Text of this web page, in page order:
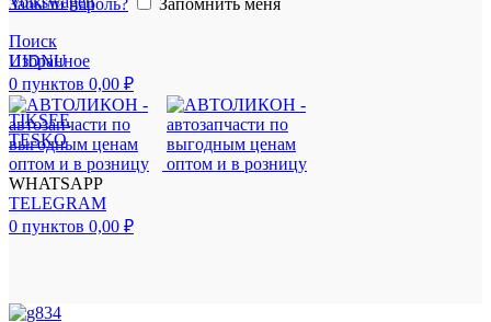
Забыли пароль?
Запомнить меня
Поиск
Избранное
0 пунктов 0,00 ₽
WHATSAPP
TELEGRAM
0 пунктов 0,00 ₽
UIDNU
TIKSEE
TESKO